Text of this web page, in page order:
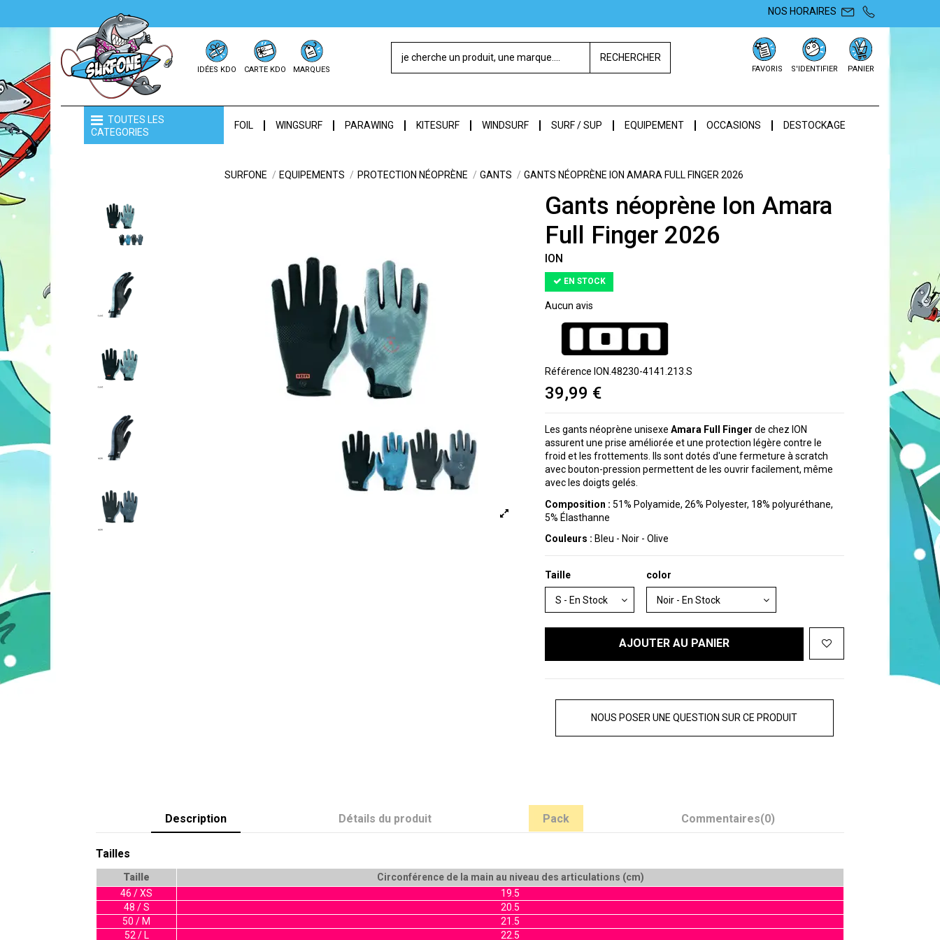
NOS HORAIRES
IDÉES KDO CARTE KDO MARQUES
RECHERCHER
FAVORIS S'IDENTIFIER PANIER
TOUTES LES
CATEGORIES
FOIL WINGSURF PARAWING KITESURF WINDSURF SURF / SUP EQUIPEMENT OCCASIONS DESTOCKAGE
SURFONE EQUIPEMENTS PROTECTION NÉOPRÈNE GANTS GANTS NÉOPRÈNE ION AMARA FULL FINGER 2026
Gants néoprène Ion Amara
Full Finger 2026
ION
EN STOCK
Aucun avis
Référence ION.48230-4141.213.S
39,99 €
Les gants néoprène unisexe Amara Full Finger de chez ION
assurent une prise améliorée et une protection légère contre le
froid et les frottements. Ils sont dotés d'une fermeture à scratch
avec bouton-pression permettent de les ouvrir facilement, même
avec les doigts gelés.
Composition : 51% Polyamide, 26% Polyester, 18% polyuréthane,
5% Élasthanne
Couleurs : Bleu - Noir - Olive
Taille color
AJOUTER AU PANIER
NOUS POSER UNE QUESTION SUR CE PRODUIT
Description Détails du produit Pack Commentaires(0)
Tailles
Taille
Circonférence de la main au niveau des articulations (cm)
46 / XS
19.5
48 / S
20.5
50 / M
21.5
52 / L
22.5